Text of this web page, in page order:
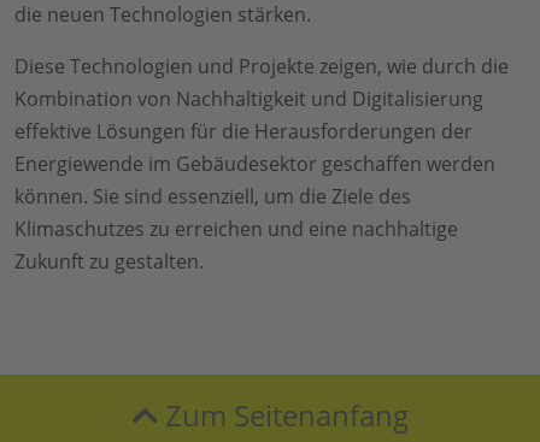
die neuen Technologien stärken.
Diese Technologien und Projekte zeigen, wie durch die
Kombination von Nachhaltigkeit und Digitalisierung
effektive Lösungen für die Herausforderungen der
Energiewende im Gebäudesektor geschaffen werden
können. Sie sind essenziell, um die Ziele des
Klimaschutzes zu erreichen und eine nachhaltige
Zukunft zu gestalten.
Zum Seitenanfang